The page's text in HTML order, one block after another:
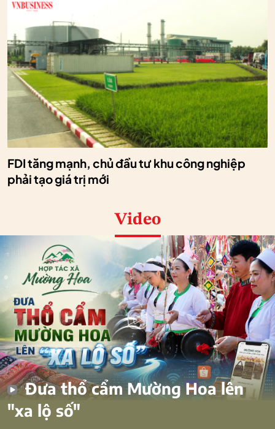
FDI tăng mạnh, chủ đầu tư khu công nghiệp
phải tạo giá trị mới
Video
Đưa thổ cẩm Mường Hoa lên
"xa lộ số"